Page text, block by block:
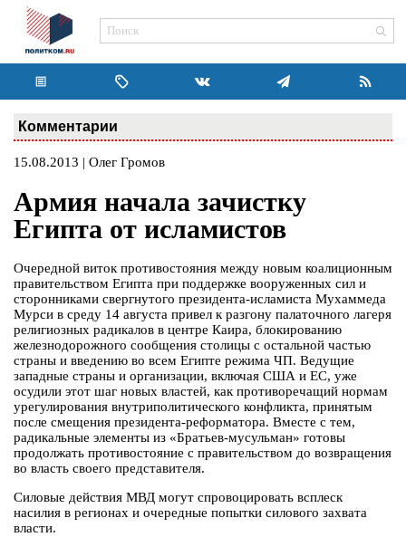
Комментарии
15.08.2013 | Олег Громов
Армия начала зачистку
Египта от исламистов
Очередной виток противостояния между новым коалиционным
правительством Египта при поддержке вооруженных сил и
сторонниками свергнутого президента-исламиста Мухаммеда
Мурси в среду 14 августа привел к разгону палаточного лагеря
религиозных радикалов в центре Каира, блокированию
железнодорожного сообщения столицы с остальной частью
страны и введению во всем Египте режима ЧП. Ведущие
западные страны и организации, включая США и ЕС, уже
осудили этот шаг новых властей, как противоречащий нормам
урегулирования внутриполитического конфликта, принятым
после смещения президента-реформатора. Вместе с тем,
радикальные элементы из «Братьев-мусульман» готовы
продолжать противостояние с правительством до возвращения
во власть своего представителя.
Силовые действия МВД могут спровоцировать всплеск
насилия в регионах и очередные попытки силового захвата
власти.